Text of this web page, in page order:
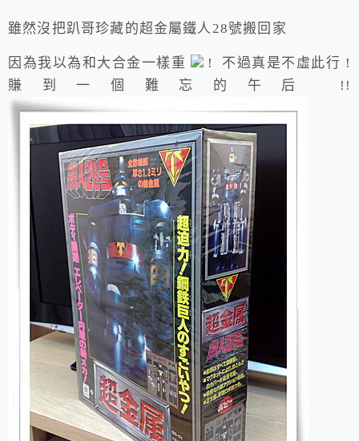
雖然沒把趴哥珍藏的超金屬鐵人28號搬回家
因為我以為和大合金一樣重
! 不過真是不虛此行 !
賺到一個難忘的午后 !!